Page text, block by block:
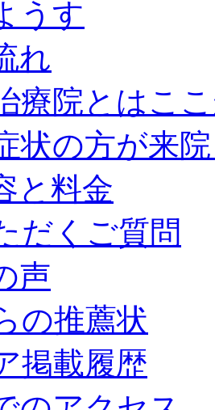
うす
れ
療院とはこ
状の方が来
と料金
だくご質問
声
の推薦状
掲載履歴